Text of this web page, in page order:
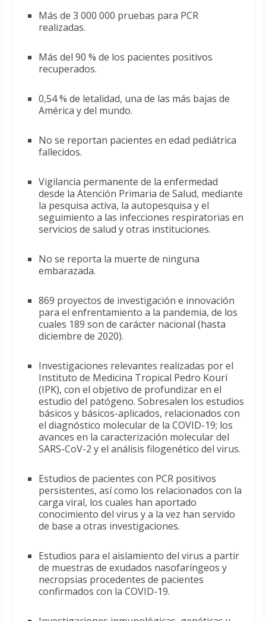
Más de 3 000 000 pruebas para PCR
realizadas.
Más del 90 % de los pacientes positivos
recuperados.
0,54 % de letalidad, una de las más bajas de
América y del mundo.
No se reportan pacientes en edad pediátrica
fallecidos.
Vigilancia permanente de la enfermedad
desde la Atención Primaria de Salud, mediante
la pesquisa activa, la autopesquisa y el
seguimiento a las infecciones respiratorias en
servicios de salud y otras instituciones.
No se reporta la muerte de ninguna
embarazada.
869 proyectos de investigación e innovación
para el enfrentamiento a la pandemia, de los
cuales 189 son de carácter nacional (hasta
diciembre de 2020).
Investigaciones relevantes realizadas por el
Instituto de Medicina Tropical Pedro Kourí
(IPK), con el objetivo de profundizar en el
estudio del patógeno. Sobresalen los estudios
básicos y básicos-aplicados, relacionados con
el diagnóstico molecular de la COVID-19; los
avances en la caracterización molecular del
SARS-CoV-2 y el análisis filogenético del virus.
Estudios de pacientes con PCR positivos
persistentes, así como los relacionados con la
carga viral, los cuales han aportado
conocimiento del virus y a la vez han servido
de base a otras investigaciones.
Estudios para el aislamiento del virus a partir
de muestras de exudados nasofaríngeos y
necropsias procedentes de pacientes
confirmados con la COVID-19.